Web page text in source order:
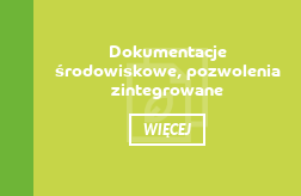
Dokumentacje
środowiskowe, pozwolenia
zintegrowane
WIĘCEJ